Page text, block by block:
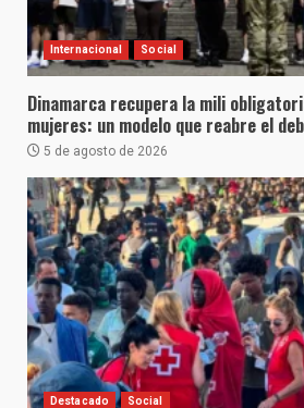
Internacional Social
Dinamarca recupera la mili
mujeres: un modelo que reabre el
5 de agosto de 2026
Destacado Social